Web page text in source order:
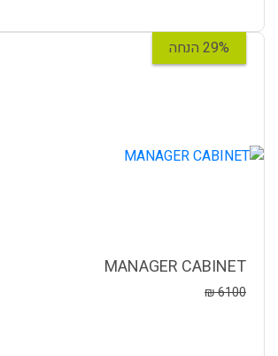
29% הנחה
MANAGER CABINET
6100
₪